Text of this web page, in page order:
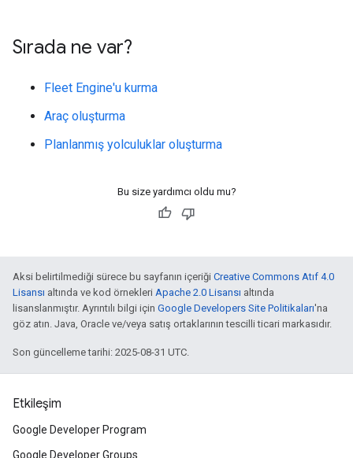
Sırada ne var?
Fleet Engine'u kurma
Araç oluşturma
Planlanmış yolculuklar oluşturma
Bu size yardımcı oldu mu?
Aksi belirtilmediği sürece bu sayfanın içeriği Creative Commons Atıf 4.0
Lisansı altında ve kod örnekleri Apache 2.0 Lisansı altında
lisanslanmıştır. Ayrıntılı bilgi için Google Developers Site Politikaları'na
göz atın. Java, Oracle ve/veya satış ortaklarının tescilli ticari markasıdır.
Son güncelleme tarihi: 2025-08-31 UTC.
Etkileşim
Google Developer Program
Google Developer Groups